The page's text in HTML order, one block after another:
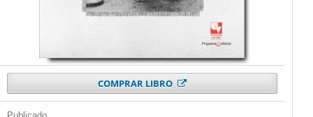
COMPRAR LIBRO